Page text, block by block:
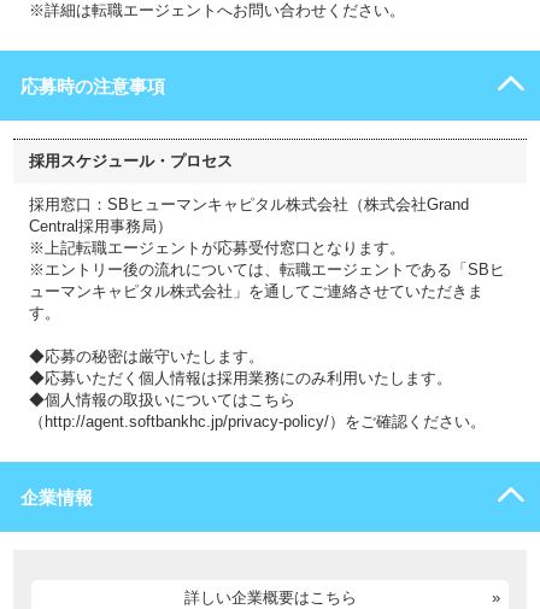
※詳細は転職エージェントへお問い合わせください。
応募時の注意事項
採用スケジュール・プロセス
採用窓口：SBヒューマンキャピタル株式会社（株式会社Grand
Central採用事務局）
※上記転職エージェントが応募受付窓口となります。
※エントリー後の流れについては、転職エージェントである「SBヒ
ューマンキャピタル株式会社」を通してご連絡させていただきま
す。
◆応募の秘密は厳守いたします。
◆応募いただく個人情報は採用業務にのみ利用いたします。
◆個人情報の取扱いについてはこちら
（http://agent.softbankhc.jp/privacy-policy/）をご確認ください。
企業情報
詳しい企業概要はこちら